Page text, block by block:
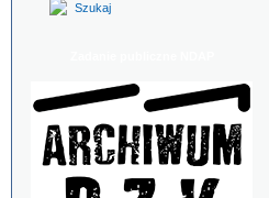
Szukaj